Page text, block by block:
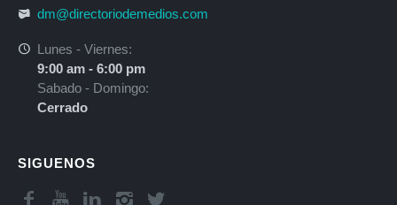
dm@directoriodemedios.com
Lunes - Viernes:
9:00 am - 6:00 pm
Sabado - Domingo:
Cerrado
SIGUENOS